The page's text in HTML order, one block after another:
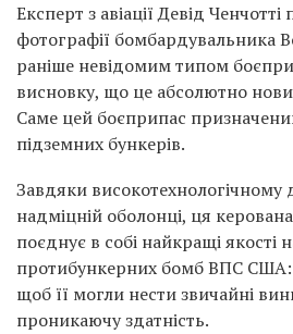
Експерт з авіації Девід Ченчотті
фотографії бомбардувальника
раніше невідомим типом
висновку, що це абсолютно
Саме цей боєприпас
підземних бункерів.
Завдяки високотехнологічному
надміцній оболонці, ця
поєднує в собі найкращі якості
протибункерних бомб ВПС США:
щоб її могли нести звичайні
проникаючу здатність.